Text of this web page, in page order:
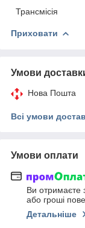
Трансмісія
Приховати
Умови
Нова Пошта
Всі умови
Умови оплати
Ви отримаєте
або гроші
Детальніше